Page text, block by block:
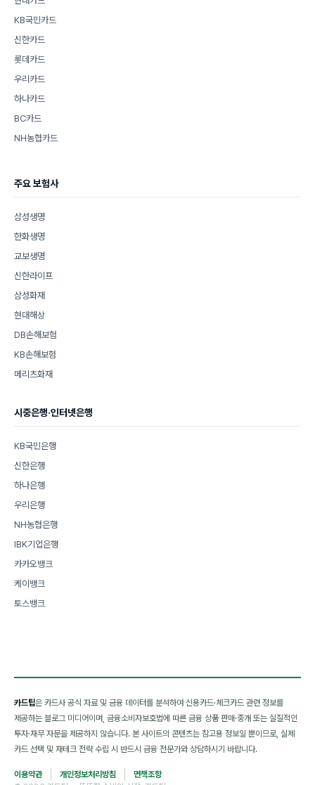
KB국민카드
신한카드
롯데카드
우리카드
하나카드
BC카드
NH농협카드
주요 보험사
삼성생명
한화생명
교보생명
신한라이프
삼성화재
현대해상
DB손해보험
KB손해보험
메리츠화재
시중은행·인터넷은행
KB국민은행
신한은행
하나은행
우리은행
NH농협은행
IBK기업은행
카카오뱅크
케이뱅크
토스뱅크
카드팁은 카드사 공식 자료 및 금융 데이터를 분석하여 신용카드·체크카드 관련 정보를
제공하는 블로그 미디어이며, 금융소비자보호법에 따른 금융 상품 판매·중개 또는 실질적인
투자·재무 자문을 제공하지 않습니다. 본 사이트의 콘텐츠는 참고용 정보일 뿐이므로, 실제
카드 선택 및 재테크 전략 수립 시 반드시 금융 전문가와 상담하시기 바랍니다.
이용약관 개인정보처리방침
면책조항